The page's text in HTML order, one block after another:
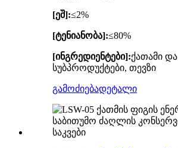
[ეშ]:≤2%
[ტენიანობა]:≤80%
[ინგრედიენტები]:ქათამი და
სუბპროდუქტები, თევზი
გამოძიებადეტალი